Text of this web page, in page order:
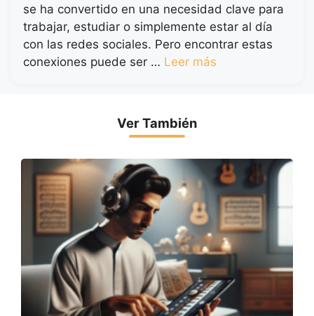
se ha convertido en una necesidad clave para
trabajar, estudiar o simplemente estar al día
con las redes sociales. Pero encontrar estas
conexiones puede ser … Leer más
Ver También